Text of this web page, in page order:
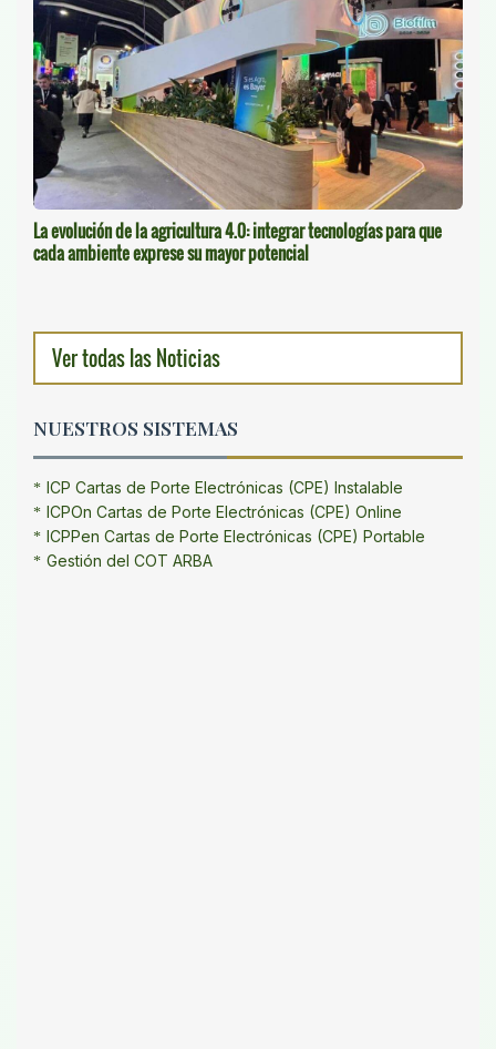
La evolución de la agricultura 4.0: integrar tecnologías para que
cada ambiente exprese su mayor potencial
Ver todas las Noticias
NUESTROS SISTEMAS
ICP Cartas de Porte Electrónicas (CPE) Instalable
ICPOn Cartas de Porte Electrónicas (CPE) Online
ICPPen Cartas de Porte Electrónicas (CPE) Portable
Gestión del COT ARBA